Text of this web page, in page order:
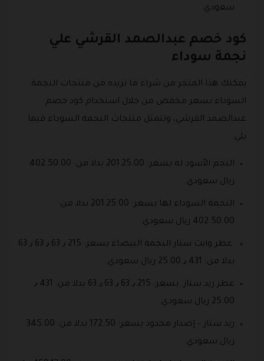
سعودي.
كود خصم عبدالصمد القرشي علي
نجمة سوداء
يمكنك هذا المتجر من شراء ما تريده من منتجات النجمة
السوداء بسعر مخفض من خلال استخدام كود خصم
عبدالصمد القرشي، وتتمثل منتجات النجمة السوداء فيما
يلي:
النجم الأسود له بسعر: 201.25.00 بدلا من: 402.50.00
ريال سعودي.
النجمة السوداء لها بسعر: 201.25.00 بدلا من:
402.50.00 ريال سعودي.
عطر وايت ستار النجمة البيضاء بسعر: 215 ٫ 63 ٫ 63 ٫ 63
بدلا من: 431 ٫ 25.00 ريال سعودي.
عطر ريد ستار بسعر: 215 ٫ 63 ٫ 63 ٫ 63 بدلا من: 431 ٫
25.00 ريال سعودي.
ريد ستار – إصدار محدود بسعر: 172.50 بدلا من: 345.00
ريال سعودي.